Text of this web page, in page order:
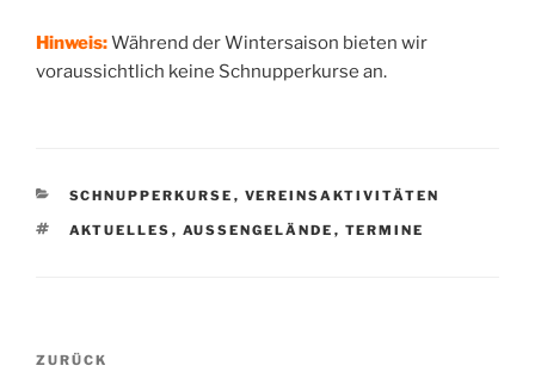
Hinweis:Während der Wintersaison bieten wir
voraussichtlich keine Schnupperkurse an.
KATEGORIEN
SCHNUPPERKURSE , VEREINSAKTIVITÄTEN
SCHLAGWÖRTER
AKTUELLES , AUSSENGELÄNDE , TERMINE
Beitragsnavigation
Vorheriger
ZURÜCK